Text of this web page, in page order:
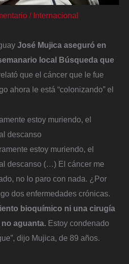
/ Internacional
José Mujica aseguró en
local Búsqueda que
que el cáncer que le fue
ahora le está “colonizando” el
estoy muriendo, el
descanso
estoy muriendo, el
descanso (…) El cáncer me
no lo paro con nada. ¿Por
dos enfermedades crónicas.
bioquímico ni una cirugía
aguanta. Estoy condenado
dijo Mujica, de 89 años.